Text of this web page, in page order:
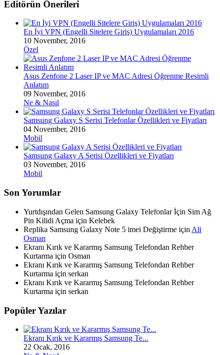
Editörün Önerileri
En İyi VPN (Engelli Sitelere Giriş) Uygulamaları 2016
10 November, 2016
Özel
Asus Zenfone 2 Laser IP ve MAC Adresi Öğrenme Resimli
Anlatım
09 November, 2016
Ne & Nasıl
Samsung Galaxy S Serisi Telefonlar Özellikleri ve Fiyatları
04 November, 2016
Mobil
Samsung Galaxy A Serisi Özellikleri ve Fiyatları
03 November, 2016
Mobil
Son Yorumlar
Yurtdışından Gelen Samsung Galaxy Telefonlar İçin Sim Ağ
Pin Kilidi Açma için Kelebek
Replika Samsung Galaxy Note 5 imei Değiştirme için Ali
Osman
Ekranı Kırık ve Kararmış Samsung Telefondan Rehber
Kurtarma için Osman
Ekranı Kırık ve Kararmış Samsung Telefondan Rehber
Kurtarma için serkan
Ekranı Kırık ve Kararmış Samsung Telefondan Rehber
Kurtarma için serkan
Popüler Yazılar
Ekranı Kırık ve Kararmış Samsung Te...
22 Ocak, 2016